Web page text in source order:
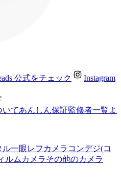
公式をチェック
Instagram
いてあんしん保証監修者一覧よ
ル一眼レフカメラ コンデジ(コ
ルムカメラその他のカメラ